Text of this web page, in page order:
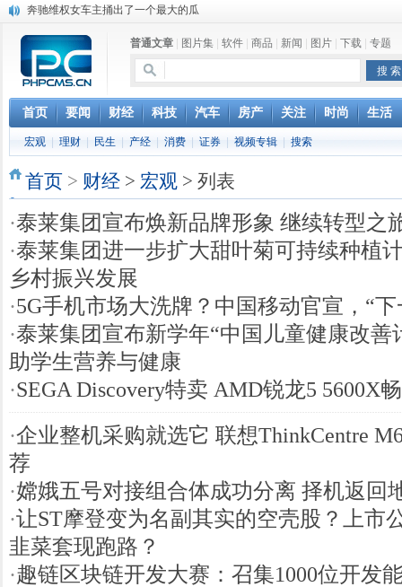
奔驰维权女车主捅出了一个最大的瓜
DS四款新能源车型上海车展亚洲首秀
苹果与高通和解 英特尔失去重要移动客户
小米高管：虽然高通与苹果和解，但5G iPhone最快明年下半年发布
iOS 13加入黑暗模式 多功能加持6月份见
高通与苹果达成和解，双方达成6年许可协议
巴黎圣母院大火肆虐，人类文明的一场浩劫
普通文章 图片集 软件 商品 新闻 图片 下载 专题
首页 要闻 财经 科技 汽车 房产 关注 时尚 生活
宏观 理财 民生 产经 消费 证券 视频专辑 搜索
首页 > 财经 > 宏观 > 列表
·泰莱集团宣布焕新品牌形象 继续转型之
·泰莱集团进一步扩大甜叶菊可持续种植
乡村振兴发展
·5G手机市场大洗牌？中国移动官宣，“
·泰莱集团宣布新学年“中国儿童健康改善
助学生营养与健康
·SEGA Discovery特卖 AMD锐龙5 5600X
·企业整机采购就选它 联想ThinkCentre
荐
·嫦娥五号对接组合体成功分离 择机返回
·让ST摩登变为名副其实的空壳股？上市
韭菜套现跑路？
·趣链区块链开发大赛：召集1000位开发